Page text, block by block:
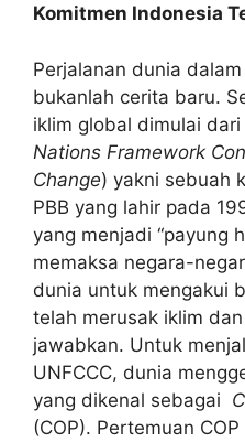
Komitmen Indonesia
Perjalanan dunia
bukanlah cerita baru.
iklim global dimulai dari
Nations Framework
Change) yakni sebuah
PBB yang lahir pada
yang menjadi “payung
memaksa negara-
dunia untuk mengakui
telah merusak iklim
jawabkan. Untuk
UNFCCC, dunia
yang dikenal sebagai
(COP). Pertemuan